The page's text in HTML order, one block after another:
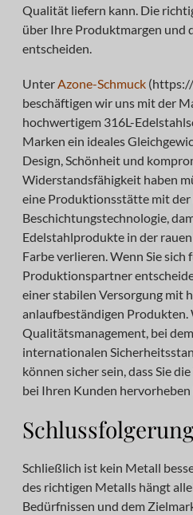
Qualität liefern kann. Die
über Ihre Produktmargen und
entscheiden.
UnterAzone-Schmuck(https://
beschäftigen wir uns mit der
hochwertigem 316L-
Marken ein ideales
Design, Schönheit und
Widerstandsfähigkeit haben
eine Produktionsstätte mit der
Beschichtungstechnologie,
Edelstahlprodukte in der
Farbe verlieren. Wenn Sie sich
Produktionspartner
einer stabilen Versorgung mit
anlaufbeständigen Produkten.
Qualitätsmanagement, bei
internationalen
können sicher sein, dass Sie
bei Ihren Kunden hervorheben
Schließlich ist kein Metall
des richtigen Metalls hängt
Bedürfnissen und dem